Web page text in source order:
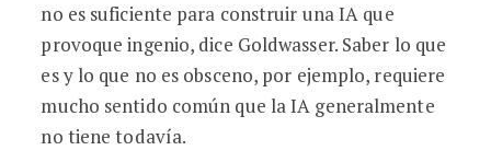
no es suficiente para construir una IA que
provoque ingenio, dice Goldwasser. Saber lo que
es y lo que no es obsceno, por ejemplo, requiere
mucho sentido común que la IA generalmente
no tiene todavía.